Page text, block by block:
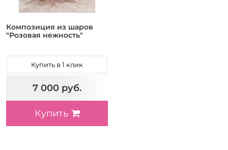
Композиция из шаров
"Розовая нежность"
Купить в 1 клик
7 000 руб.
Купить